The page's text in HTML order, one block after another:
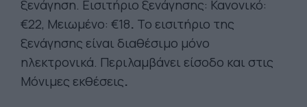
ξενάγηση. Εισιτήριο ξενάγησης: Κανονικό:
€22, Μειωμένο: €18. Το εισιτήριο της
ξενάγησης είναι διαθέσιμο μόνο
ηλεκτρονικά. Περιλαμβάνει είσοδο και στις
Μόνιμες εκθέσεις.